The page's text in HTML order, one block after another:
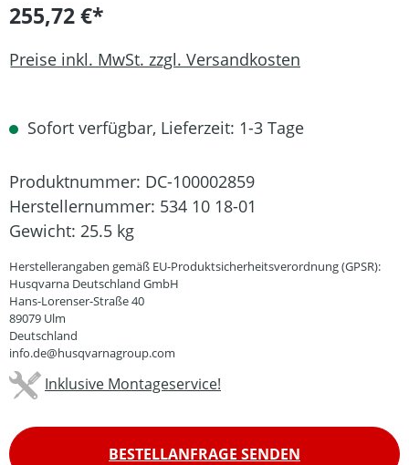
255,72 €*
Preise inkl. MwSt. zzgl. Versandkosten
Sofort verfügbar, Lieferzeit: 1-3 Tage
Produktnummer: DC-100002859
Herstellernummer: 534 10 18-01
Gewicht: 25.5 kg
Herstellerangaben gemäß EU-Produktsicherheitsverordnung (GPSR):
Husqvarna Deutschland GmbH
Hans-Lorenser-Straße 40
89079 Ulm
Deutschland
info.de@husqvarnagroup.com
Inklusive Montageservice!
BESTELLANFRAGE SENDEN